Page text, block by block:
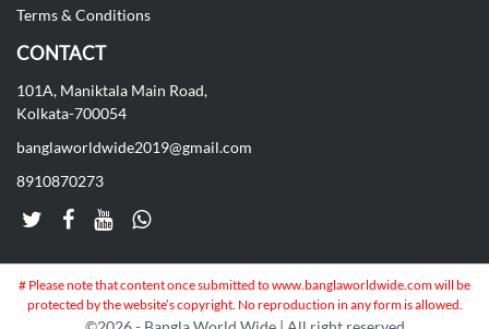
Terms & Conditions
CONTACT
101A, Maniktala Main Road,
Kolkata-700054
banglaworldwide2019@gmail.com
8910870273
# Please note that content once submitted to www.banglaworldwide.com will be
protected by the website’s copyright. No reproduction in any form is allowed.